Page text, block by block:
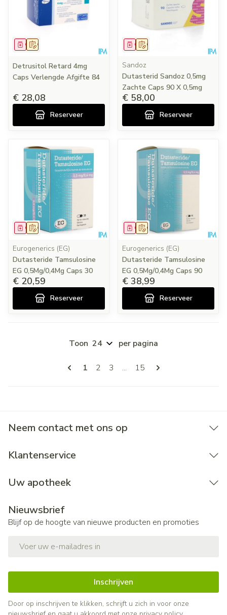
Op voorschrift
Geneesmiddel
Detrusitol Retard 4mg
Caps Verlengde Afgifte 84
€ 28,08
Reserveer
Op voorschrift
Geneesmiddel
Sandoz
Dutasterid Sandoz 0,5mg
Zachte Caps 90 X 0,5mg
€ 58,00
Reserveer
Op voorschrift
Geneesmiddel
Eurogenerics (EG)
Dutasteride Tamsulosine
EG 0,5Mg/0,4Mg Caps 30
€ 20,59
Reserveer
Op voorschrift
Geneesmiddel
Eurogenerics (EG)
Dutasteride Tamsulosine
EG 0,5Mg/0,4Mg Caps 90
€ 38,99
Reserveer
Pagina's
U lees momenteel pagina
1 Pagina
2 Pagina
3 ... Pagina
15
Toon per pagina
Neem contact met ons op
Klantenservice
Uw apotheek
Nieuwsbrief
Blijf op de hoogte van nieuwe producten en promoties
Inschrijven
Door op inschrijven te klikken, schrijft u zich in voor onze